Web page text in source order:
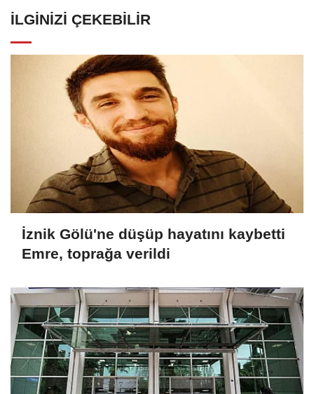
İLGINIZI ÇEKEBILIR
İznik Gölü'ne düşüp hayatını kaybetti
Emre, toprağa verildi